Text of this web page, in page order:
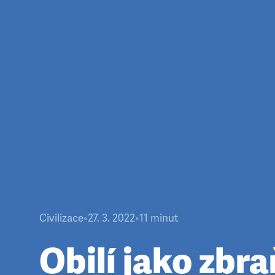
Civilizace•27. 3. 2022•11 minut
Obilí jako